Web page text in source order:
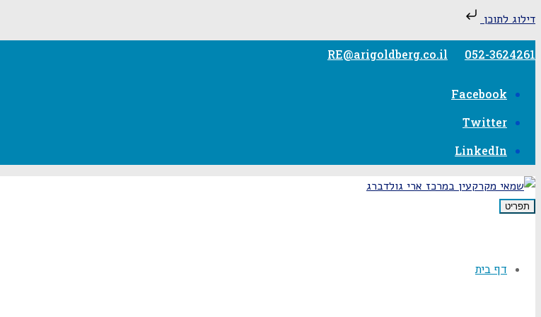
דילוג לתוכן
052-3624261
RE@arigoldberg.co.il
Facebook
Twitter
LinkedIn
תפריט
דף בית